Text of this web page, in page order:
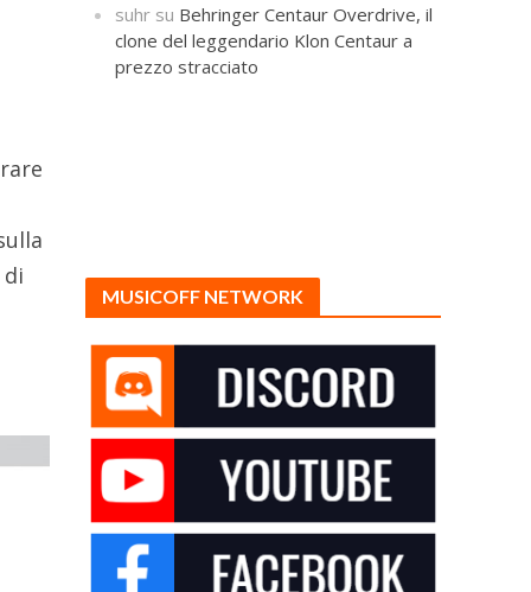
suhr su Behringer Centaur Overdrive, il
clone del leggendario Klon Centaur a
prezzo stracciato
MUSICOFF NETWORK